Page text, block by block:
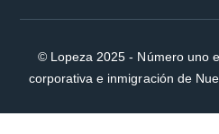
© Lopeza 2025 - Número uno
corporativa e inmigración de